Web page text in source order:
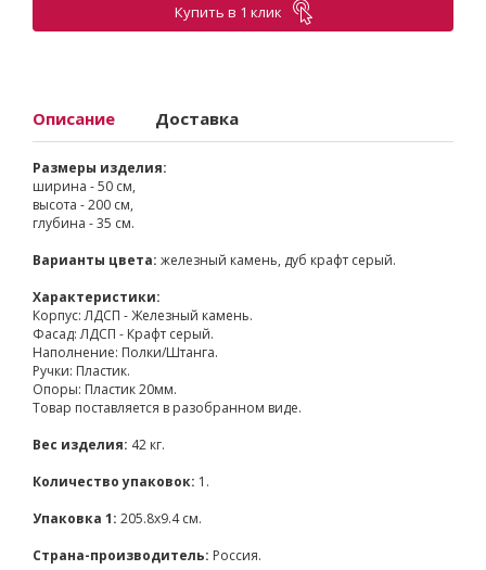
Купить в 1 клик
Описание Доставка
Размеры изделия:
ширина - 50 см,
высота - 200 см,
глубина - 35 см.
Варианты цвета: железный камень, дуб крафт серый.
Характеристики:
Корпус: ЛДСП - Железный камень.
Фасад: ЛДСП - Крафт серый.
Наполнение: Полки/Штанга.
Ручки: Пластик.
Опоры: Пластик 20мм.
Товар поставляется в разобранном виде.
Вес изделия: 42 кг.
Количество упаковок: 1.
Упаковка 1: 205.8x9.4 см.
Страна-производитель: Россия.